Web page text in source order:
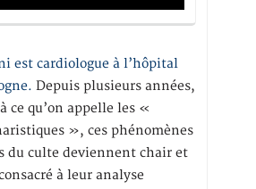
est cardiologue à l’hôpital
Depuis plusieurs années,
ce qu’on appelle les «
», ces phénomènes
du culte deviennent chair et
à leur analyse